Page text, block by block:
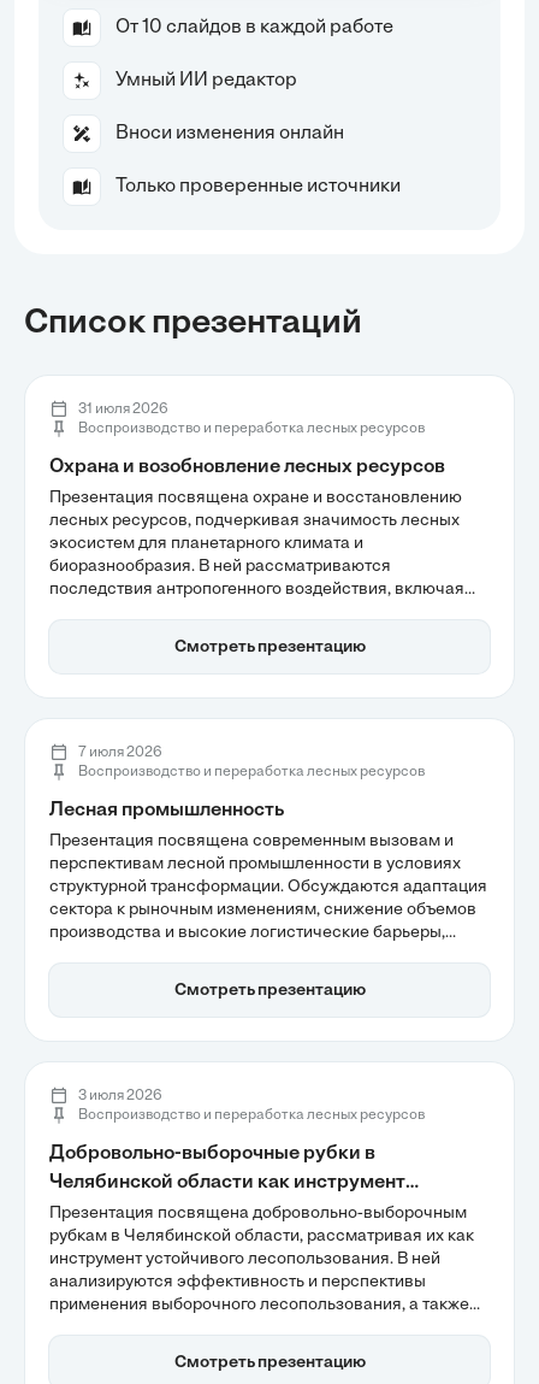
От 10 слайдов в каждой работе
Умный ИИ редактор
Вноси изменения онлайн
Только проверенные источники
Список презентаций
31 июля 2026
Воспроизводство и переработка лесных ресурсов
Охрана и возобновление лесных ресурсов
Презентация посвящена охране и восстановлению
лесных ресурсов, подчеркивая значимость лесных
экосистем для планетарного климата и
биоразнообразия. В ней рассматриваются
последствия антропогенного воздействия, включая
внедрение инновационных технологий мониторинга и
предиктивного моделирования для повышения
Смотреть презентацию
7 июля 2026
Воспроизводство и переработка лесных ресурсов
Лесная промышленность
Презентация посвящена современным вызовам и
перспективам лесной промышленности в условиях
структурной трансформации. Обсуждаются адаптация
сектора к рыночным изменениям, снижение объемов
производства и высокие логистические барьеры,
внимание на важности цифровизации и переходе к
глубокой переработке древесины для повышения
Смотреть презентацию
3 июля 2026
Воспроизводство и переработка лесных ресурсов
Добровольно-выборочные рубки в
Челябинской области как инструмент
устойчивого лесопользования
Презентация посвящена добровольно-выборочным
рубкам в Челябинской области, рассматривая их как
инструмент устойчивого лесопользования. В ней
анализируются эффективность и перспективы
применения выборочного лесопользования, а также
биоразнообразия. Особое внимание уделяется
технологическим параметрам и экономической
Смотреть презентацию